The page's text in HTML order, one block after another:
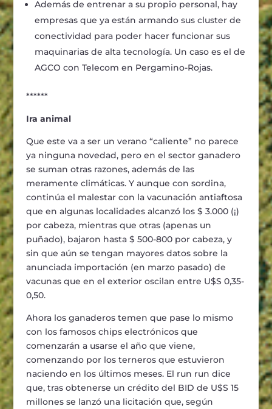
Además de entrenar a su propio personal, hay
empresas que ya están armando sus cluster de
conectividad para poder hacer funcionar sus
maquinarias de alta tecnología. Un caso es el de
AGCO con Telecom en Pergamino-Rojas.
******
Ira animal
Que este va a ser un verano “caliente” no parece
ya ninguna novedad, pero en el sector ganadero
se suman otras razones, además de las
meramente climáticas. Y aunque con sordina,
continúa el malestar con la vacunación antiaftosa
que en algunas localidades alcanzó los $ 3.000 (¡)
por cabeza, mientras que otras (apenas un
puñado), bajaron hasta $ 500-800 por cabeza, y
sin que aún se tengan mayores datos sobre la
anunciada importación (en marzo pasado) de
vacunas que en el exterior oscilan entre U$S 0,35-
0,50.
Ahora los ganaderos temen que pase lo mismo
con los famosos chips electrónicos que
comenzarán a usarse el año que viene,
comenzando por los terneros que estuvieron
naciendo en los últimos meses. El run run dice
que, tras obtenerse un crédito del BID de U$S 15
millones se lanzó una licitación que, según